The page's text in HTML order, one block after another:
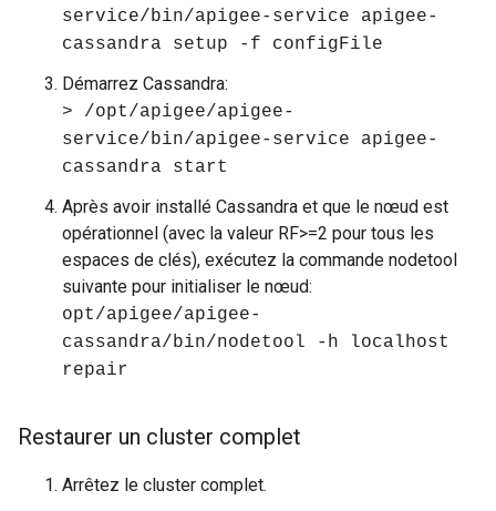
service/bin/apigee-service apigee-
cassandra setup -f configFile
Démarrez Cassandra:
> /opt/apigee/apigee-
service/bin/apigee-service apigee-
cassandra start
Après avoir installé Cassandra et que le nœud est
opérationnel (avec la valeur RF>=2 pour tous les
espaces de clés), exécutez la commande nodetool
suivante pour initialiser le nœud:
opt/apigee/apigee-
cassandra/bin/nodetool -h localhost
repair
Restaurer un cluster complet
Arrêtez le cluster complet.